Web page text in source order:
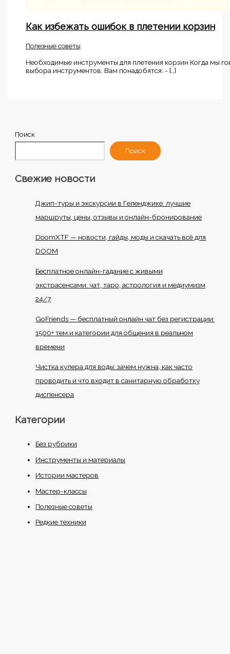
Как избежать ошибок в плетении корзин
Полезные советы
Необходимые инструменты для плетения корзин Когда мы
выбора инструментов. Вам понадобятся: - […]
Поиск
Поиск
Свежие новости
Джип-туры и экскурсии в Геленджике: лучшие
маршруты, цены, отзывы и онлайн-бронирование
DoomXTF — новости, гайды, моды и скачать всё для
DOOM
Бесплатное онлайн-гадание с живыми
экстрасенсами: чат, таро, астрология и медиумизм
24/7
GoFriends — бесплатный онлайн чат без регистрации:
1500+ тем и категории для общения в реальном
времени
Чистка кулера для воды: зачем нужна, как часто
проводить и что входит в санитарную обработку
диспенсера
Категории
Без рубрики
Инструменты и материалы
Истории мастеров
Мастер-классы
Полезные советы
Редкие техники